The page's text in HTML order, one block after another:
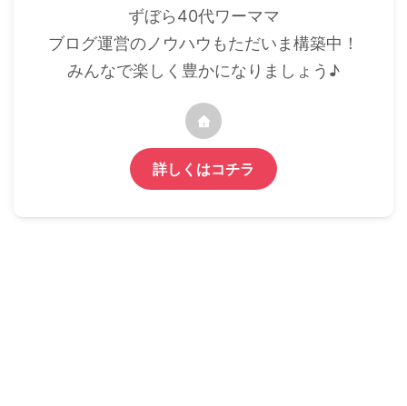
ずぼら40代ワーママ
ブログ運営のノウハウもただいま構築中！
みんなで楽しく豊かになりましょう♪
詳しくはコチラ